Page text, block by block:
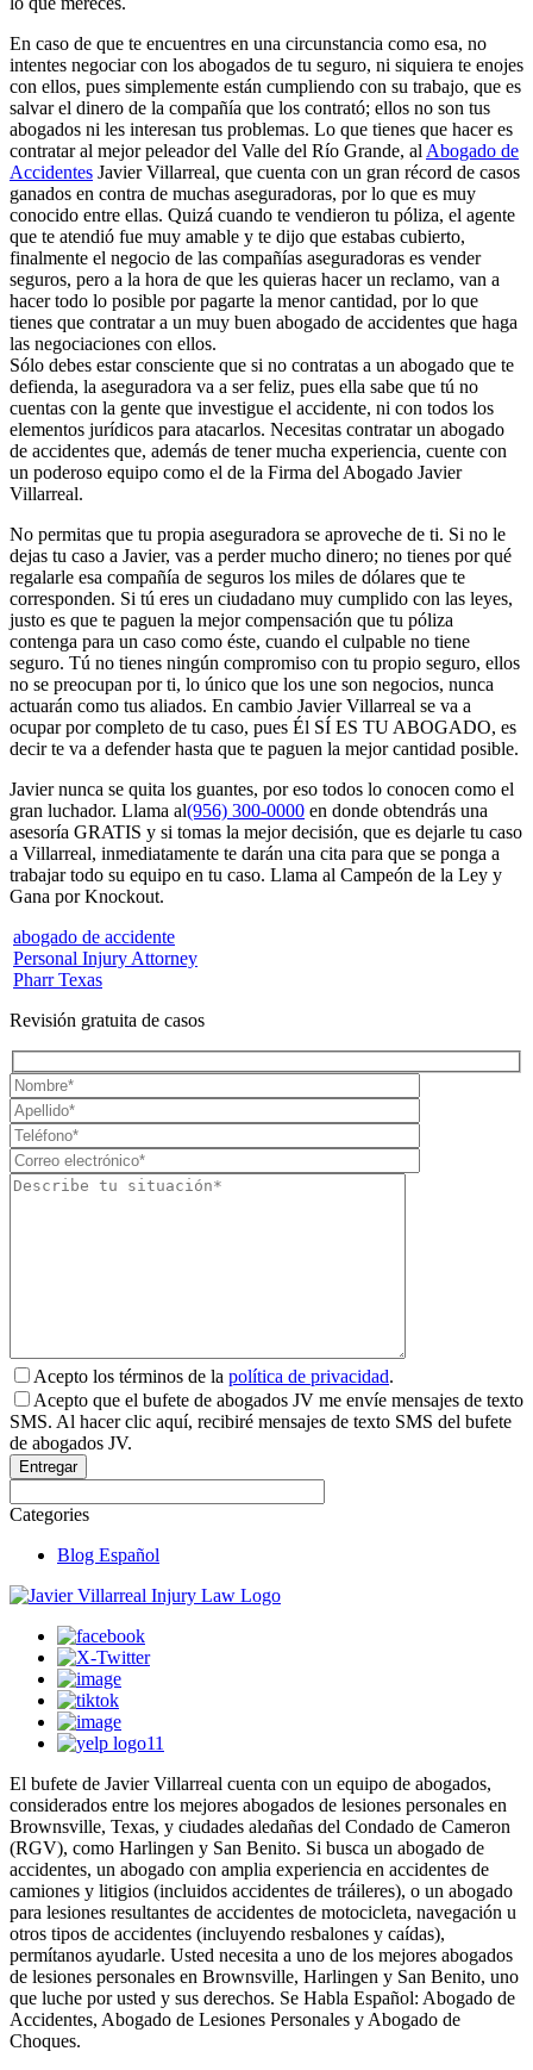
En caso de que te encuentres en una circunstancia como esa, no
intentes negociar con los abogados de tu seguro, ni siquiera te enojes
con ellos, pues simplemente están cumpliendo con su trabajo, que es
salvar el dinero de la compañía que los contrató; ellos no son tus
abogados ni les interesan tus problemas. Lo que tienes que hacer es
contratar al mejor peleador del Valle del Río Grande, al Abogado de
Accidentes Javier Villarreal, que cuenta con un gran récord de casos
ganados en contra de muchas aseguradoras, por lo que es muy
conocido entre ellas. Quizá cuando te vendieron tu póliza, el agente
que te atendió fue muy amable y te dijo que estabas cubierto,
finalmente el negocio de las compañías aseguradoras es vender
seguros, pero a la hora de que les quieras hacer un reclamo, van a
hacer todo lo posible por pagarte la menor cantidad, por lo que
tienes que contratar a un muy buen abogado de accidentes que haga
las negociaciones con ellos.
Sólo debes estar consciente que si no contratas a un abogado que te
defienda, la aseguradora va a ser feliz, pues ella sabe que tú no
cuentas con la gente que investigue el accidente, ni con todos los
elementos jurídicos para atacarlos. Necesitas contratar un abogado
de accidentes que, además de tener mucha experiencia, cuente con
un poderoso equipo como el de la Firma del Abogado Javier
Villarreal.
No permitas que tu propia aseguradora se aproveche de ti. Si no le
dejas tu caso a Javier, vas a perder mucho dinero; no tienes por qué
regalarle esa compañía de seguros los miles de dólares que te
corresponden. Si tú eres un ciudadano muy cumplido con las leyes,
justo es que te paguen la mejor compensación que tu póliza
contenga para un caso como éste, cuando el culpable no tiene
seguro. Tú no tienes ningún compromiso con tu propio seguro, ellos
no se preocupan por ti, lo único que los une son negocios, nunca
actuarán como tus aliados. En cambio Javier Villarreal se va a
ocupar por completo de tu caso, pues Él SÍ ES TU ABOGADO, es
decir te va a defender hasta que te paguen la mejor cantidad posible.
Javier nunca se quita los guantes, por eso todos lo conocen como el
gran luchador. Llama al(956) 300-0000 en donde obtendrás una
asesoría GRATIS y si tomas la mejor decisión, que es dejarle tu caso
a Villarreal, inmediatamente te darán una cita para que se ponga a
trabajar todo su equipo en tu caso. Llama al Campeón de la Ley y
Gana por Knockout.
abogado de accidente
Personal Injury Attorney
Pharr Texas
Revisión gratuita de casos
Acepto los términos de la política de privacidad.
Acepto que el bufete de abogados JV me envíe mensajes de texto
SMS. Al hacer clic aquí, recibiré mensajes de texto SMS del bufete
de abogados JV.
Categories
Blog Español
El bufete de Javier Villarreal cuenta con un equipo de abogados,
considerados entre los mejores abogados de lesiones personales en
Brownsville, Texas, y ciudades aledañas del Condado de Cameron
(RGV), como Harlingen y San Benito. Si busca un abogado de
accidentes, un abogado con amplia experiencia en accidentes de
camiones y litigios (incluidos accidentes de tráileres), o un abogado
para lesiones resultantes de accidentes de motocicleta, navegación u
otros tipos de accidentes (incluyendo resbalones y caídas),
permítanos ayudarle. Usted necesita a uno de los mejores abogados
de lesiones personales en Brownsville, Harlingen y San Benito, uno
que luche por usted y sus derechos. Se Habla Español: Abogado de
Accidentes, Abogado de Lesiones Personales y Abogado de
Choques.